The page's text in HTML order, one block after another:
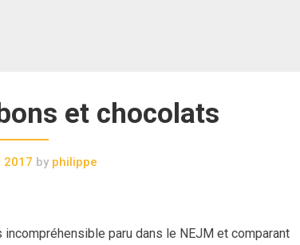
et chocolats
2017 by philippe
incompréhensible paru dans le NEJM et comparant